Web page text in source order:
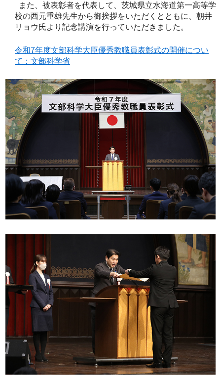
また、被表彰者を代表して、茨城県立水海道第一高等学
校の西元重雄先生から御挨拶をいただくとともに、朝井
リョウ氏より記念講演を行っていただきました。
令和7年度文部科学大臣優秀教職員表彰式の開催につい
て：文部科学省